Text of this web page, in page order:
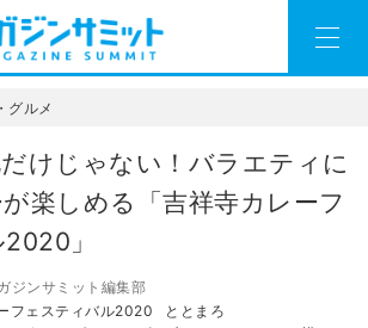
グルメ
けじゃない！バラエティに
楽しめる「吉祥寺カレーフ
」
ジンサミット編集部
フェスティバル2020
ととまろ